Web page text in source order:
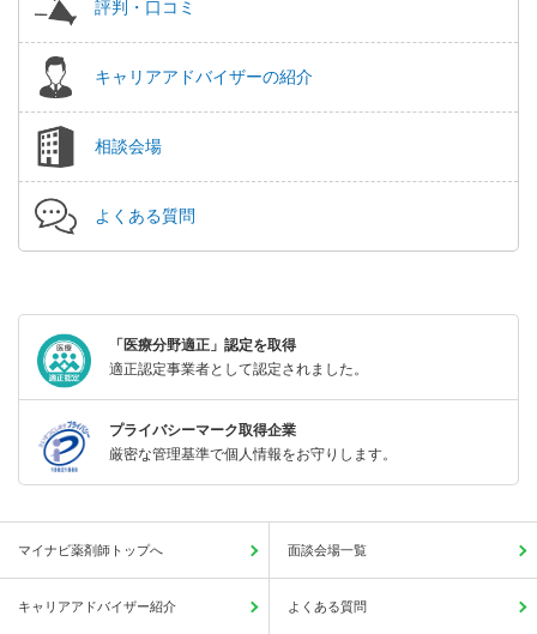
評判・口コミ
キャリアアドバイザーの紹介
相談会場
よくある質問
「医療分野適正」認定を取得
適正認定事業者として認定されました。
プライバシーマーク取得企業
厳密な管理基準で個人情報をお守りします。
マイナビ薬剤師トップへ 面談会場一覧
キャリアアドバイザー紹介 よくある質問